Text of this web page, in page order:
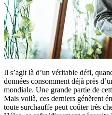
Il s’agit là d’un véritable défi,
données consomment déjà près
mondiale. Une grande partie de
Mais voilà, ces derniers génèrent
toute surchauffe peut coûter très